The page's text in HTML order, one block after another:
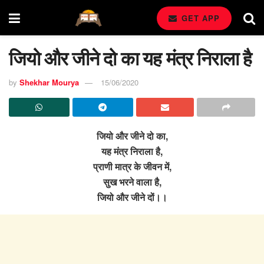
GET APP
जियो और जीने दो का यह मंत्र निराला है
by Shekhar Mourya 15/06/2020
जियो और जीने दो का,
यह मंत्र निराला है,
प्राणी मात्र के जीवन में,
सुख भरने वाला है,
जियो और जीने दों।।